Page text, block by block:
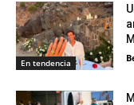
En tendencia